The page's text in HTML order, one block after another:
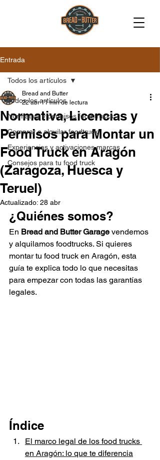
Entrada
Todos los artículos
Normativa y permisos food trucks
Comprar o alquilar foodtruck
Experiencias y activaciones marcas
Consejos para tu food truck
Todos los artículos
Normativa, Licencias y
Permisos para Montar un
Food Truck en Aragón
(Zaragoza, Huesca y
Teruel)
Bread and Butter
22 abr 11 min de lectura
Actualizado: 28 abr
¿Quiénes somos?
En Bread and Butter Garage vendemos
y alquilamos foodtrucks. Si quieres
montar tu food truck en Aragón, esta
guía te explica todo lo que necesitas
para empezar con todas las garantías
legales.
Índice
El marco legal de los food trucks
en Aragón: lo que te diferencia